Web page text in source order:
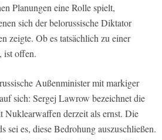
Planungen eine Rolle spielt,
sich der belorussische Diktator
zeigte. Ob es tatsächlich zu einer
ist offen.
Außenminister mit markiger
sich: Sergej Lawrow bezeichnet die
derzeit als ernst. Die
sei es, diese Bedrohung auszuschließen.